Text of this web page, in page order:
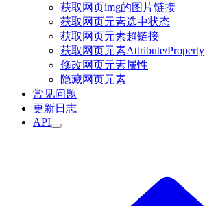
获取网页img的图片链接
获取网页元素选中状态
获取网页元素超链接
获取网页元素Attribute/Property
修改网页元素属性
隐藏网页元素
常见问题
更新日志
API